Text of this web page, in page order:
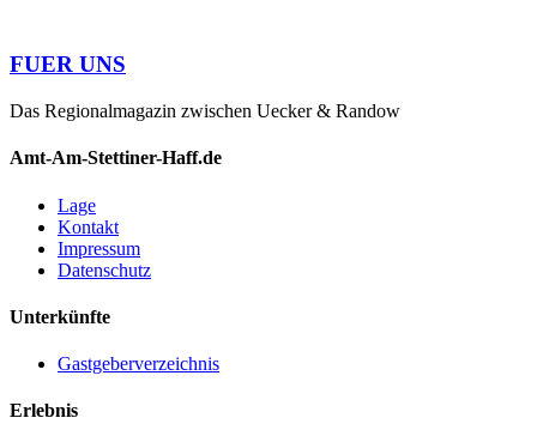
FUER UNS
Das Regionalmagazin zwischen Uecker & Randow
Amt-Am-Stettiner-Haff.de
Lage
Kontakt
Impressum
Datenschutz
Unterkünfte
Gastgeberverzeichnis
Erlebnis